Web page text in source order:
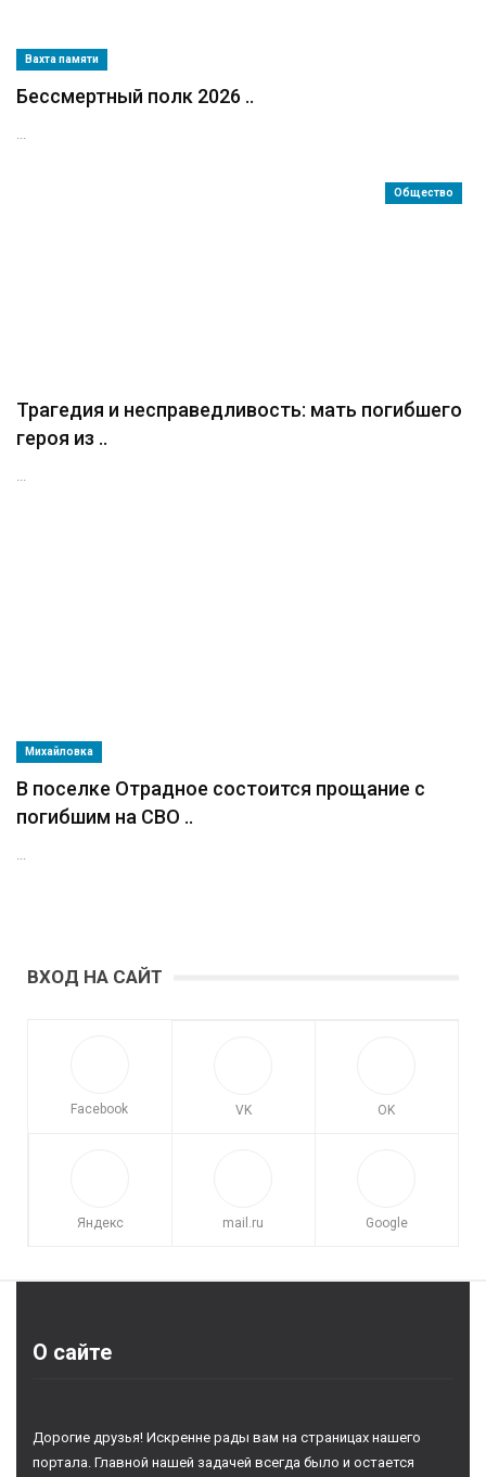
Вахта памяти
Бессмертный полк 2026 ..
...
Общество
Трагедия и несправедливость: мать погибшего
героя из ..
...
Михайловка
В поселке Отрадное состоится прощание с
погибшим на СВО ..
...
ВХОД НА САЙТ
Facebook VK OK
Яндекс mail.ru Google
О сайте
Дорогие друзья! Искренне рады вам на страницах нашего
портала. Главной нашей задачей всегда было и остается